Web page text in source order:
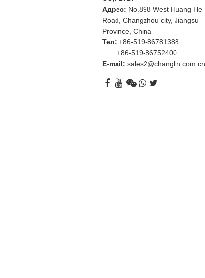
Адрес: No.898 West Huang He
Road, Changzhou city, Jiangsu
Province, China
Тел: +86-519-86781388
+86-519-86752400
E-mail:sales2@changlin.com.cn